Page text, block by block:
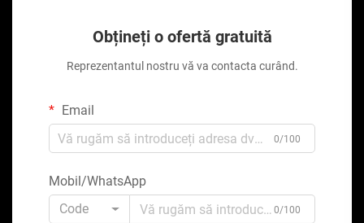
Obțineți o ofertă gratuită
Reprezentantul nostru vă va contacta curând.
Email
0/100
Mobil/WhatsApp
Code
0/100